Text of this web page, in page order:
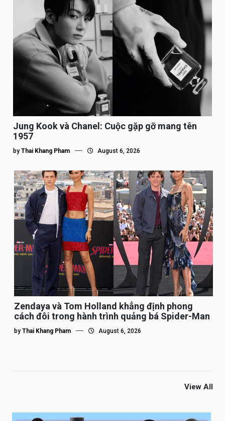
Jung Kook và Chanel: Cuộc gặp gỡ mang tên
1957
by Thai Khang Pham August 6, 2026
Zendaya và Tom Holland khẳng định phong
cách đôi trong hành trình quảng bá Spider-Man
by Thai Khang Pham August 6, 2026
View All